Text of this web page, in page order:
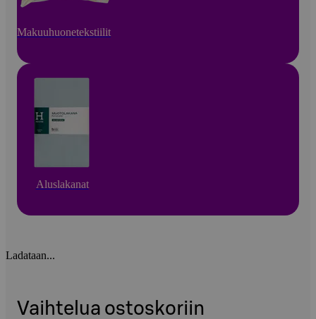
Makuuhuonetekstiilit
Aluslakanat
Ladataan...
Vaihtelua ostoskoriin